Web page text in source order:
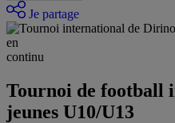
Je partage
en
continu
Tournoi de football
jeunes U10/U13